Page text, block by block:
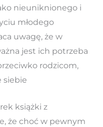
nieuniknionego i
młodego
uwagę, że w
jest ich potrzeba
rodzicom,
siebie
książki z
że choć w pewnym